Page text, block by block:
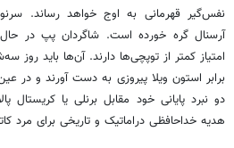
نفس‌گیر قهرمانی به اوج خواهد رساند.
آرسنال گره خورده است. شاگردان پپ در حال
امتیاز کمتر از توپچی‌ها دارند. آن‌ها باید روز
برابر استون ویلا پیروزی به دست آورند و در
دو نبرد پایانی خود مقابل برنلی یا
هدیه خداحافظی دراماتیک و تاریخی برای مرد